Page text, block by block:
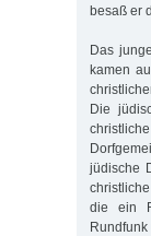
besaß er
Das
kamen
Die
jüdische
die ein
Rundfunk